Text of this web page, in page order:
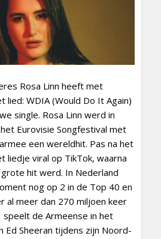
Rosa Linn heeft met
lied: WDIA (Would Do It Again)
single. Rosa Linn werd in
Eurovisie Songfestival met
een wereldhit. Pas na het
liedje viral op TikTok, waarna
hit werd. In Nederland
nog op 2 in de Top 40 en
al meer dan 270 miljoen keer
de Armeense in het
Ed Sheeran tijdens zijn Noord-